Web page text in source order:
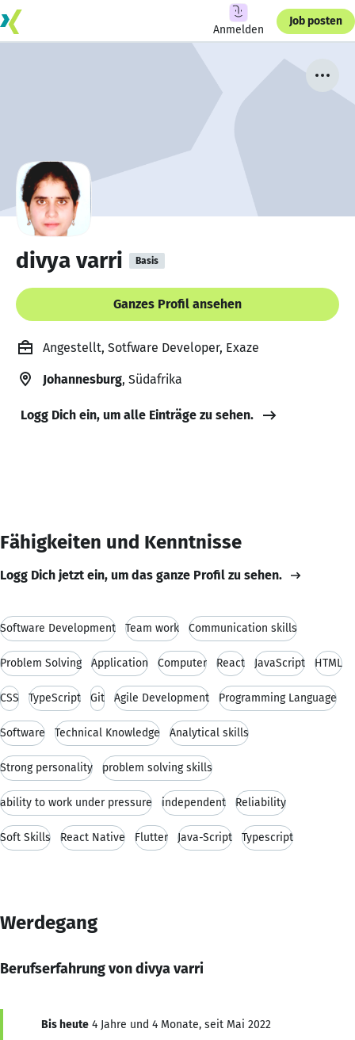
Anmelden
Job posten
divya varri Basis
Ganzes Profil ansehen
Angestellt, Sotfware Developer, Exaze
Johannesburg, Südafrika
Logg Dich ein, um alle Einträge zu sehen.
Fähigkeiten und Kenntnisse
Logg Dich jetzt ein, um das ganze Profil zu sehen.
Software Development Team work Communication skills
Problem Solving Application Computer React JavaScript HTML
CSS TypeScript Git Agile Development Programming Language
Software Technical Knowledge Analytical skills
Strong personality problem solving skills
ability to work under pressure independent Reliability
Soft Skills React Native Flutter Java-Script Typescript
Werdegang
Berufserfahrung von divya varri
Bis heute 4 Jahre und 4 Monate, seit Mai 2022